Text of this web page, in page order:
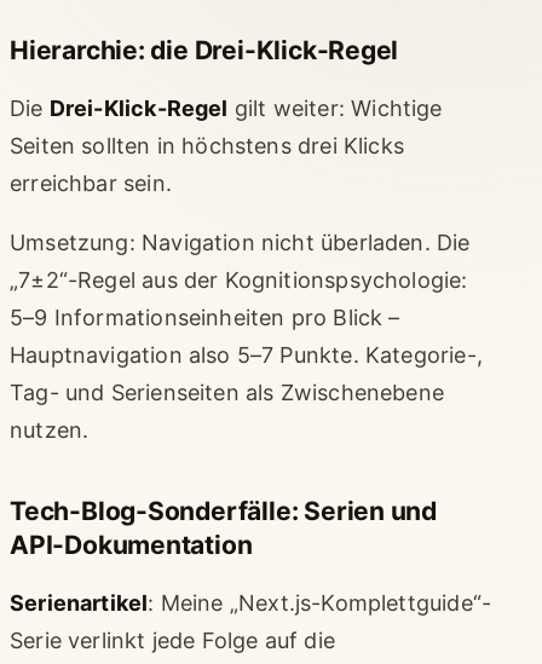
Hierarchie: die Drei-Klick-Regel
Die Drei-Klick-Regel gilt weiter: Wichtige
Seiten sollten in höchstens drei Klicks
erreichbar sein.
Umsetzung: Navigation nicht überladen. Die
„7±2“-Regel aus der Kognitionspsychologie:
5–9 Informationseinheiten pro Blick –
Hauptnavigation also 5–7 Punkte. Kategorie-,
Tag- und Serienseiten als Zwischenebene
nutzen.
Tech-Blog-Sonderfälle: Serien und
API-Dokumentation
Serienartikel: Meine „Next.js-Komplettguide“-
Serie verlinkt jede Folge auf die